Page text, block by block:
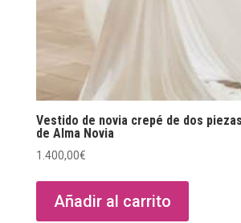
Vestido de novia crepé de dos
de Alma Novia
1.400,00€
Añadir al carrito